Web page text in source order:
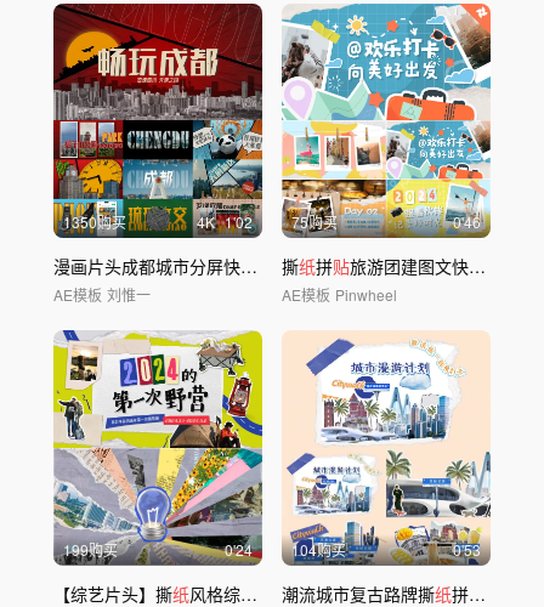
1350购买 4K 1'02
漫画片头成都城市分屏快闪旅游创意快闪视频
AE模板 刘惟一
75购买 0'46
撕纸拼贴旅游团建图文快闪模板03
AE模板 Pinwheel
199购买 0'24
【综艺片头】撕纸风格综艺栏目片头
104购买 0'53
潮流城市复古路牌撕纸拼贴